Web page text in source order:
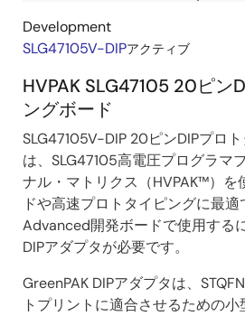
Development
SLG47105V-DIPアクティブ
HVPAK SLG47105 20ピン
ングボード
SLG47105V-DIP 20ピンDIPプロ
は、SLG47105高電圧プログラマ
ナル・マトリクス（HVPAK™）を
ドや高速プロトタイピングに最
Advanced開発ボードで使用する
DIPアダプタが必要です。
GreenPAK DIPアダプタは、
トプリントに適合させるための